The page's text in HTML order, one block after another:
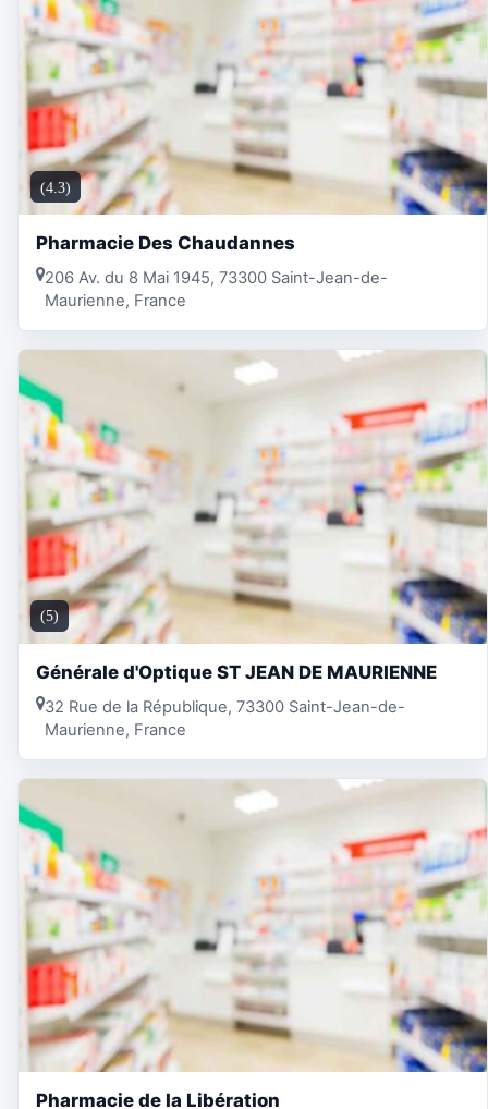
(4.3)
Pharmacie Des Chaudannes
206 Av. du 8 Mai 1945, 73300 Saint-Jean-de-
Maurienne, France
(5)
Générale d'Optique ST JEAN DE MAURIENNE
32 Rue de la République, 73300 Saint-Jean-de-
Maurienne, France
Pharmacie de la Libération